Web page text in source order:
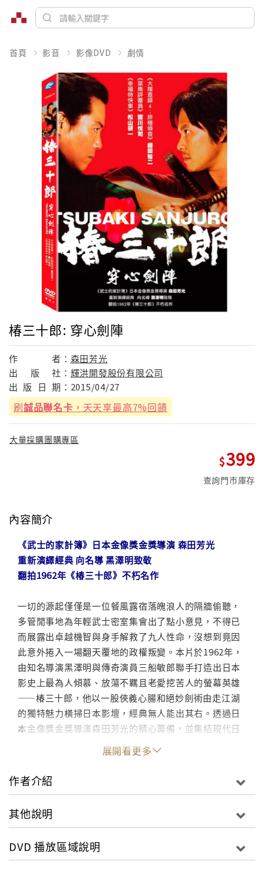
首頁 影音 影像DVD 劇情
椿三十郎: 穿心劍陣
作 者： 森田芳光
出
版 社： 輝洪開發股份有限公司
出 版 日 期： 2015/04/27
刷誠品聯名卡 ，天天享最高7%回饋
大量採購團購專區
399
查詢門市庫存
內容簡介
《武士的家計簿》日本金像獎金獎導演 森田芳光
重新演繹經典 向名導 黑澤明致敬
翻拍1962年《椿三十郎》不朽名作
一切的源起僅僅是一位餐風露宿落魄浪人的隔牆偷聽，
多管閒事地為年輕武士密室集會出了點小意見，不得已
而展露出卓越機智與身手解救了九人性命，沒想到竟因
此意外捲入一場翻天覆地的政權叛變。本片於1962年，
由知名導演黑澤明與傳奇演員三船敏郎聯手打造出日本
影史上最為人傾慕、放蕩不羈且老愛挖苦人的螢幕英雄
——椿三十郎，他以一股俠義心腸和絕妙劍術由走江湖
的獨特魅力橫掃日本影壇，經典無人能出其右。透過日
本金像獎金獎導演森田芳光的精心籌備，並集結現代日
本影壇一票實力派演員織田裕二、豐川悅司、松山研一
等人，要讓觀眾們再次領略椿三十郎無賴逗趣卻又收服
人心的海量智慧。
字幕：繁體中文
區碼：3區，NTSC
展開看更多
作者介紹
其他說明
DVD 播放區域說明